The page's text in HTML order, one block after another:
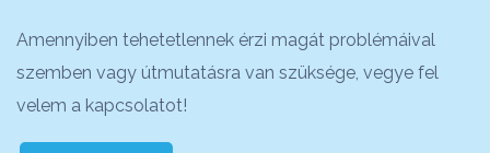
Amennyiben tehetetlennek érzi magát problémáival
szemben vagy útmutatásra van szüksége, vegye fel
velem a kapcsolatot!